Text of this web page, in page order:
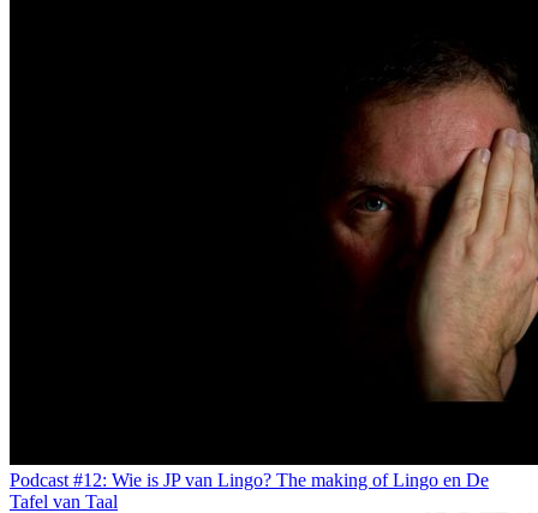
Podcast #12: Wie is JP van Lingo? The making of Lingo en De
Tafel van Taal